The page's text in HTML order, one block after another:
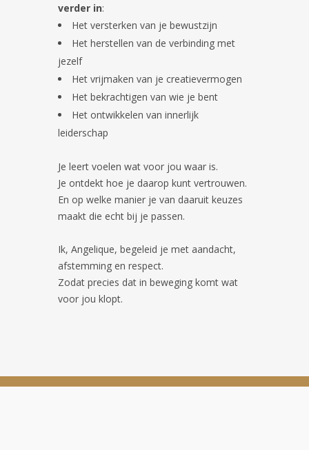
verder in:
Het versterken van je bewustzijn
Het herstellen van de verbinding met
jezelf
Het vrijmaken van je creatievermogen
Het bekrachtigen van wie je bent
Het ontwikkelen van innerlijk
leiderschap
Je leert voelen wat voor jou waar is.
Je ontdekt hoe je daarop kunt vertrouwen.
En op welke manier je van daaruit keuzes
maakt die echt bij je passen.
Ik, Angelique, begeleid je met aandacht,
afstemming en respect.
Zodat precies dat in beweging komt wat
voor jou klopt.